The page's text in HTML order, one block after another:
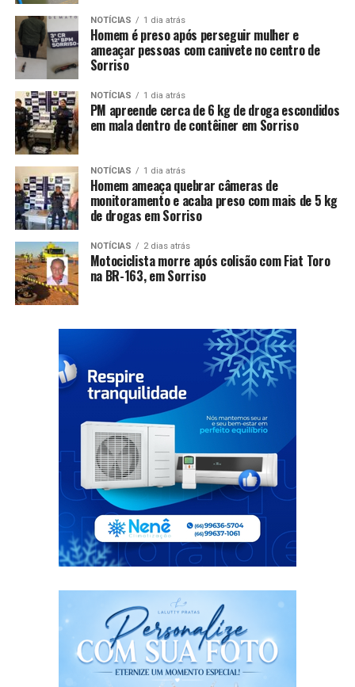
NOTÍCIAS 1 dia atrás
Homem é preso após perseguir mulher e
ameaçar pessoas com canivete no centro de
Sorriso
NOTÍCIAS 1 dia atrás
PM apreende cerca de 6 kg de droga escondidos
em mala dentro de contêiner em Sorriso
NOTÍCIAS 1 dia atrás
Homem ameaça quebrar câmeras de
monitoramento e acaba preso com mais de 5 kg
de drogas em Sorriso
NOTÍCIAS 2 dias atrás
Motociclista morre após colisão com Fiat Toro
na BR-163, em Sorriso